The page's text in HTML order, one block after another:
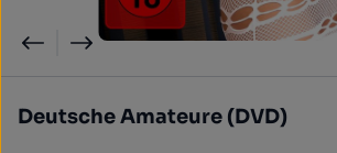
Deutsche Amateure (DVD)